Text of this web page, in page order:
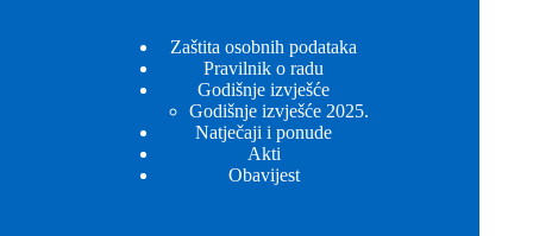
Zaštita osobnih podataka
Pravilnik o radu
Godišnje izvješće
Godišnje izvješće 2025.
Natječaji i ponude
Akti
Obavijest